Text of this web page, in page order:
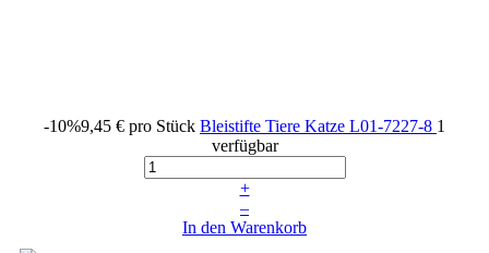
-10%9,45 € pro Stück Bleistifte Tiere Katze L01-7227-8 1
verfügbar
+
–
In den Warenkorb